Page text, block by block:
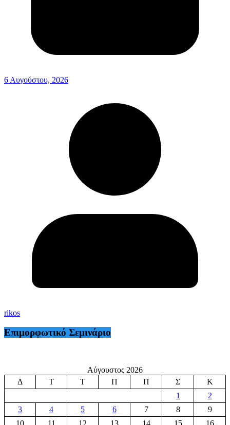
6 Αυγούστου, 2026
rikos
Επιμορφωτικό Σεμινάριο
Αύγουστος 2026
Δ
Τ Τ Π Π Σ
Κ
1
2
3
4 5 6 7 8
9
10
11 12 13 14 15 16